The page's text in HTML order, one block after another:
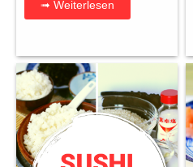
➟ Weiterlesen